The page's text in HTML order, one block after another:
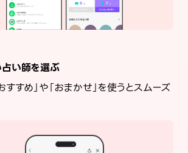
い師を選ぶ
すすめ」や「おまかせ」を使うとスムーズ